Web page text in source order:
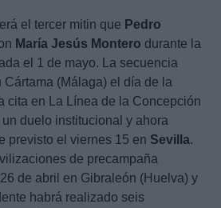
el tercer mitin que Pedro
María Jesús Montero durante la
el 1 de mayo. La secuencia
(Málaga) el día de la
cita en La Línea de la Concepción
duelo institucional y ahora
previsto el viernes 15 en Sevilla.
de precampaña
de abril en Gibraleón (Huelva) y
habrá realizado seis